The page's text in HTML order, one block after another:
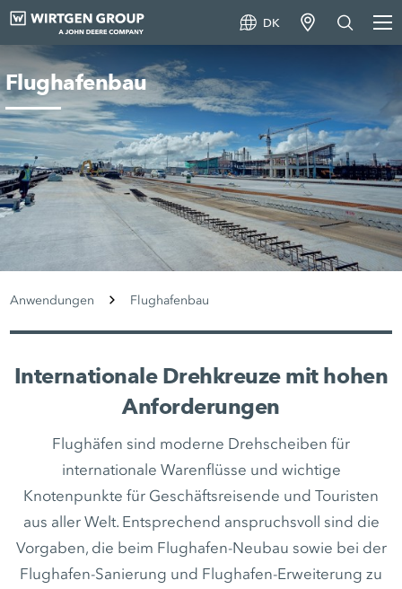
DK
Flughafenbau
Anwendungen Flughafenbau
Internationale Drehkreuze mit hohen
Anforderungen
Flughäfen sind moderne Drehscheiben für
internationale Warenflüsse und wichtige
Knotenpunkte für Geschäftsreisende und Touristen
aus aller Welt. Entsprechend anspruchsvoll sind die
Vorgaben, die beim Flughafen-Neubau sowie bei der
Flughafen-Sanierung und Flughafen-Erweiterung zu